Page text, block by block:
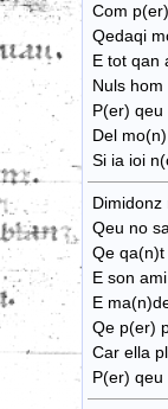
Com
Qedaqi
E tot qan
Nuls
P(er) qeu
Del
Si ia ioi
Dimidonz
Qeu no
Qe
E son
E
Qe p(er)
Car ella
P(er)